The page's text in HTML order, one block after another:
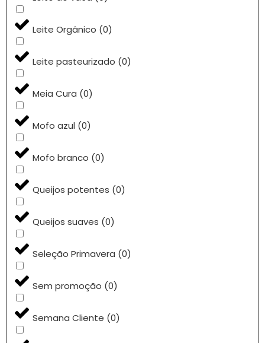
Leite Orgânico (0)
Leite pasteurizado (0)
Meia Cura (0)
Mofo azul (0)
Mofo branco (0)
Queijos potentes (0)
Queijos suaves (0)
Seleção Primavera (0)
Sem promoção (0)
Semana Cliente (0)